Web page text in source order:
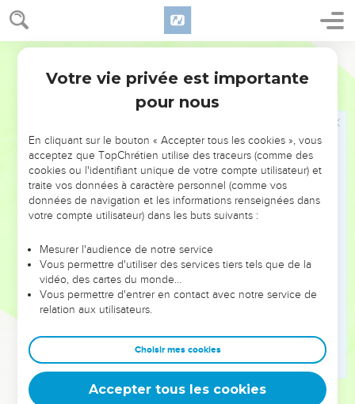
Néhémie 11
bourgades qui en dépendaient, à Dibon et dans les
bourgades qui en dépendaient, à Jekabtseel et dans les
villages voisins,
à Jéshua, à Molada, à Beth-Paleth,
à Hatsar-Shual, à Beer-Shéba et dans les bourgades qui en
à Tsiklag, à Mecona et dans les bourgades qui en
dépendaient,
à En-Rimmon, à Tsorea, à Jarmuth,
à Zanoach, Adullam et les villages voisins, à Lakis et dans
son territoire, à Azéka et dans les bourgades qui en
dépendaient. Leur zone d’habitation s’étendait de Beer-
Shéba à la vallée de Hinnom.
Quant aux Benjaminites, leur zone d’habitation partait de
Guéba et comprenait Micmash, Ajja, Béthel et les bourgades
Anathoth, Nob, Hanania,
Hatsor, Rama, Guitthaïm,
Hadid, Tseboïm, Neballath,
Votre vie privée est importante
pour nous
En cliquant sur le bouton « Accepter tous les cookies », vous
acceptez que TopChrétien utilise des traceurs (comme des
cookies ou l'identifiant unique de votre compte utilisateur) et
traite vos données à caractère personnel (comme vos
données de navigation et les informations renseignées dans
votre compte utilisateur) dans les buts suivants :
Mesurer l'audience de notre service
Vous permettre d'utiliser des services tiers tels que de la
vidéo, des cartes du monde…
Vous permettre d'entrer en contact avec notre service de
relation aux utilisateurs.
Choisir mes cookies
Accepter tous les cookies